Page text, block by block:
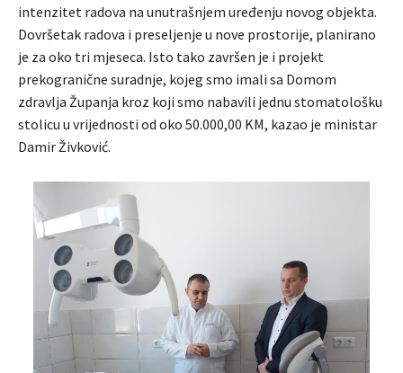
intenzitet radova na unutrašnjem uređenju novog objekta.
Dovršetak radova i preseljenje u nove prostorije, planirano
je za oko tri mjeseca. Isto tako završen je i projekt
prekogranične suradnje, kojeg smo imali sa Domom
zdravlja Županja kroz koji smo nabavili jednu stomatološku
stolicu u vrijednosti od oko 50.000,00 KM, kazao je ministar
Damir Živković.